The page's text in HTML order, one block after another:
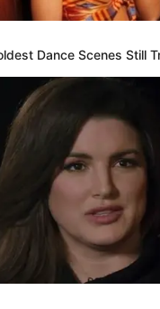
Dance Scenes Still